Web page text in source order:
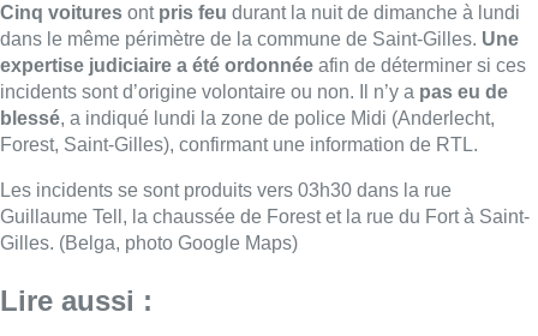
Cinq voitures ont pris feu durant la nuit de dimanche à lundi
dans le même périmètre de la commune de Saint-Gilles. Une
expertise judiciaire a été ordonnée afin de déterminer si ces
incidents sont d’origine volontaire ou non. Il n’y a pas eu de
blessé, a indiqué lundi la zone de police Midi (Anderlecht,
Forest, Saint-Gilles), confirmant une information de RTL.
Les incidents se sont produits vers 03h30 dans la rue
Guillaume Tell, la chaussée de Forest et la rue du Fort à Saint-
Gilles. (Belga, photo Google Maps)
Lire aussi :